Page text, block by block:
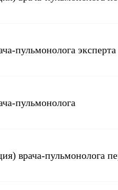
пульмонолога эксперта
пульмонолога
врача-пульмонолога